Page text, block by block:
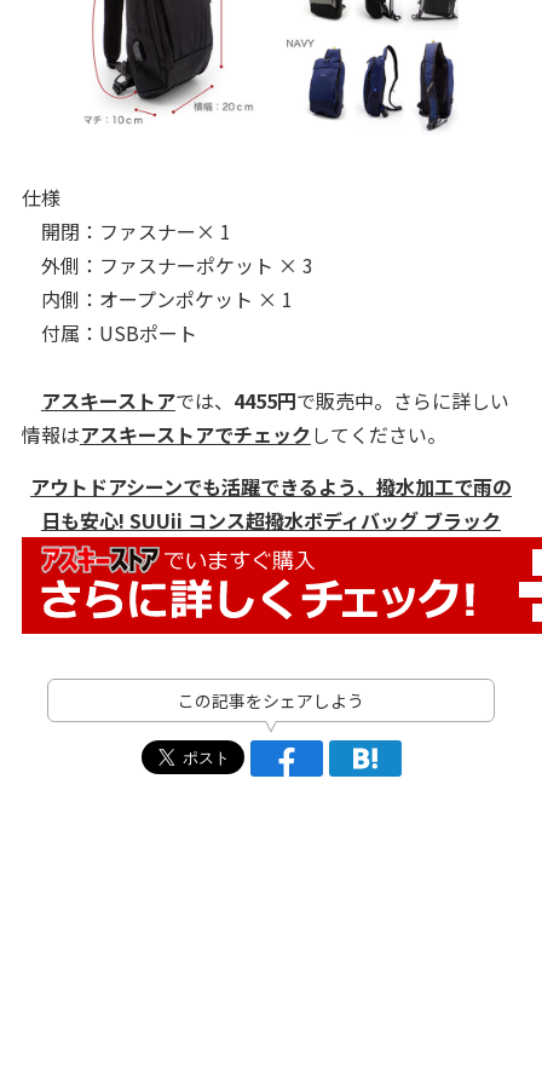
仕様
開閉：ファスナー× 1
外側：ファスナーポケット × 3
内側：オープンポケット × 1
付属：USBポート
アスキーストアでは、 4455円で販売中。さらに詳しい
情報はアスキーストアでチェックしてください。
アウトドアシーンでも活躍できるよう、撥水加工で雨の
日も安心! SUUii コンス超撥水ボディバッグ ブラック
この記事をシェアしよう